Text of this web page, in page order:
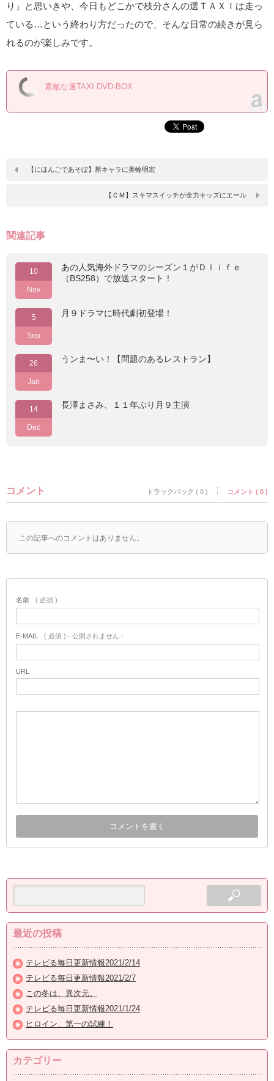
り」と思いきや、今日もどこかで枝分さんの選ＴＡＸＩは走っ
ている…という終わり方だったので、そんな日常の続きが見ら
れるのが楽しみです。
素敵な選TAXI DVD-BOX
【にほんごであそぼ】新キャラに美輪明宏
【ＣＭ】スキマスイッチが全力キッズにエール
関連記事
10
Nov
あの人気海外ドラマのシーズン１がＤｌｉｆｅ
（BS258）で放送スタート！
5
Sep
月９ドラマに時代劇初登場！
26
Jan
うンま〜い！【問題のあるレストラン】
14
Dec
長澤まさみ、１１年ぶり月９主演
コメント トラックバック ( 0 ) コメント ( 0 )
この記事へのコメントはありません。
名前 ( 必須 )
E-MAIL ( 必須 ) - 公開されません -
URL
最近の投稿
テレビる毎日更新情報2021/2/14
テレビる毎日更新情報2021/2/7
この冬は、異次元。
テレビる毎日更新情報2021/1/24
ヒロイン、第一の試練！
カテゴリー